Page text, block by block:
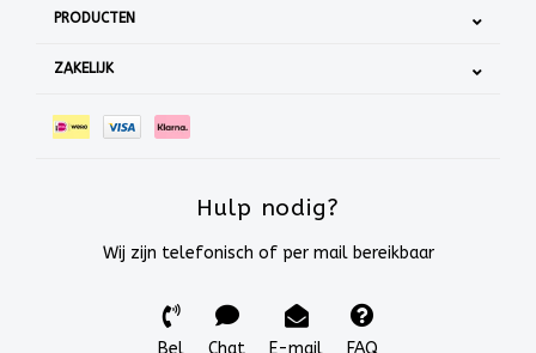
PRODUCTEN
ZAKELIJK
Hulp nodig?
Wij zijn telefonisch of per mail bereikbaar
Bel Chat E-mail FAQ